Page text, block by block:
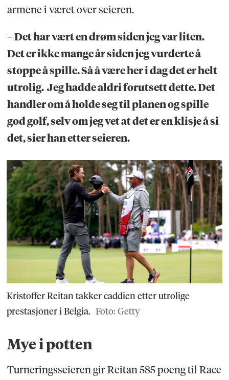
armene i været over seieren.
– Det har vært en drøm siden jeg var liten.
Det er ikke mange år siden jeg vurderte å
stoppe å spille. Så å være her i dag det er helt
utrolig. Jeg hadde aldri forutsett dette. Det
handler om å holde seg til planen og spille
god golf, selv om jeg vet at det er en klisje å si
det, sier han etter seieren.
Kristoffer Reitan takker caddien etter utrolige
prestasjoner i Belgia. Foto: Getty
Mye i potten
Turneringsseieren gir Reitan 585 poeng til Race